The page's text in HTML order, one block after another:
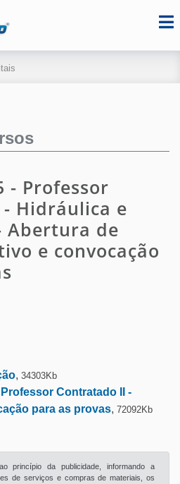
- Professor
Hidráulica e
Abertura de
e convocação
, 34303Kb
Professor Contratado II -
para as provas, 72092Kb
princípio da publicidade, informando a
de serviços e compras de materiais, os